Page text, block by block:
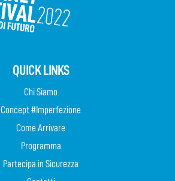
QUICK LINKS
Chi Siamo
Concept #Imperfezione
Come Arrivare
Programma
Partecipa in Sicurezza